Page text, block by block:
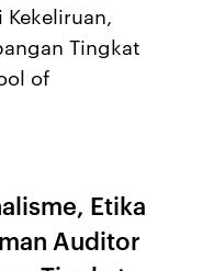
Tingkat
of
Etika
Auditor